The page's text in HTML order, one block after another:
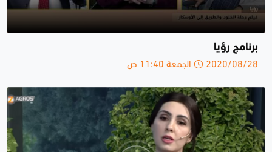
برنامج رؤيا
2020/08/28 الجمعة 11:40 ص